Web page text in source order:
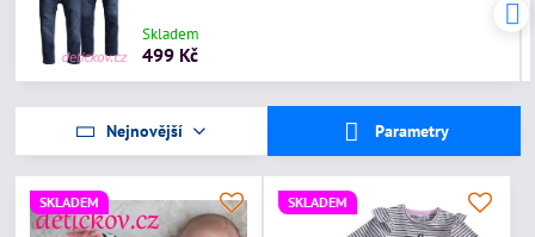
Skladem
499 Kč
Nejnovější Parametry
SKLADEM SKLADEM